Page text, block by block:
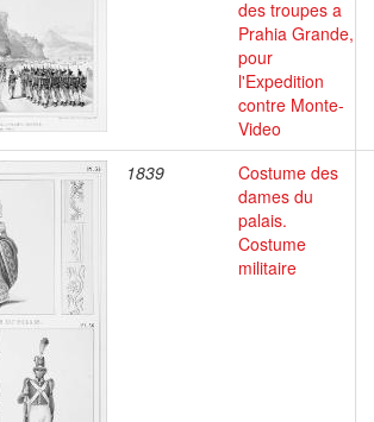
des troupes a
Prahia Grande,
pour
l'Expedition
contre Monte-
Video
1839
Costume des
dames du
palais.
Costume
militaire